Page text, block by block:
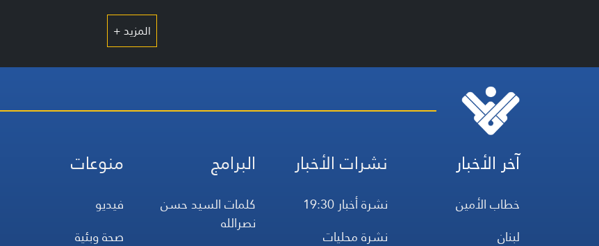
المزيد +
آخر الأخبار
خطاب الأمين
لبنان
نشرات الأخبار
نشرة أخبار 19:30
نشرة محليات
البرامج
كلمات السيد حسن
نصرالله
منوعات
فيديو
صحة وبئية